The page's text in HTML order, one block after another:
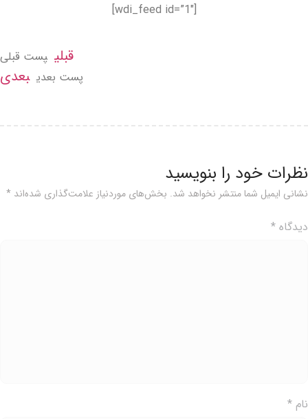
[wdi_feed id=”1″]
قبلی پست قبلی
پست بعدی بعدی
نظرات خود را بنویسید
نشانی ایمیل شما منتشر نخواهد شد. بخش‌های موردنیاز علامت‌گذاری شده‌اند *
دیدگاه *
نام *